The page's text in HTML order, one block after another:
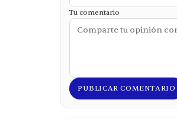
Tu comentario
PUBLICAR COMENTARIO